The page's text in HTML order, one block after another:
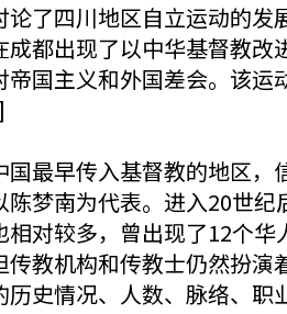
论了四川地区自立运动的
成都出现了以中华基督教
帝国主义和外国差会。该
国最早传入基督教的地区
陈梦南为代表。进入20世
相对较多，曾出现了12个
传教机构和传教士仍然扮
历史情况、人数、脉络、